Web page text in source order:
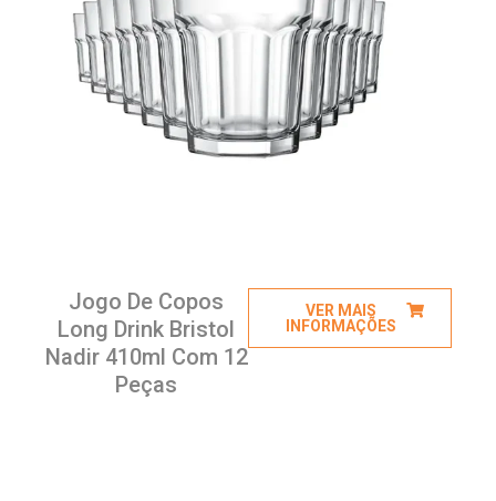
Jogo De Copos
Long Drink Bristol
Nadir 410ml Com 12
Peças
VER MAIS
INFORMAÇÕES